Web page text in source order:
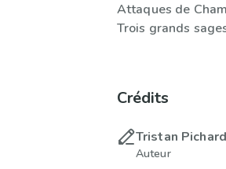
Attaques de
Trois grands
Crédits
Tristan Pichard
Auteur